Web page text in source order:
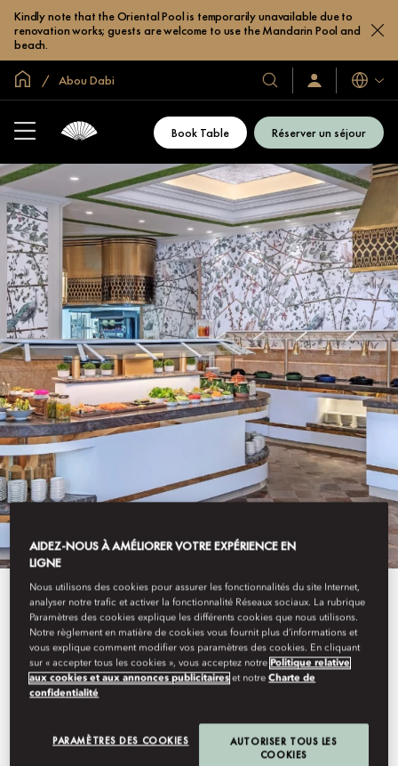
Kindly note that the Oriental Pool is temporarily unavailable due to
renovation works; guests are welcome to use the Mandarin Pool and
beach.
AccueilAbou Dabi
Nos
hôtels
et
complexes
Identification/
Langues
Book Table Réserver un séjour
En Savoir Plus
VENDÔME
petit-déjeuner.
AIDEZ-NOUS À AMÉLIORER VOTRE EXPÉRIENCE EN
LIGNE
Nous utilisons des cookies pour assurer les fonctionnalités du site Internet,
analyser notre trafic et activer la fonctionnalité Réseaux sociaux. La rubrique
Paramètres des cookies explique les différents cookies que nous utilisons.
Notre règlement en matière de cookies vous fournit plus d’informations et
vous explique comment modifier vos paramètres des cookies. En cliquant
sur « accepter tous les cookies », vous acceptez notrePolitique relative
aux cookies et aux annonces publicitaires et notreCharte de
confidentialité
PARAMÈTRES DES COOKIES
AUTORISER TOUS LES
COOKIES